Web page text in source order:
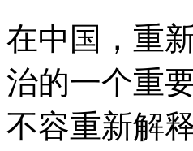
在中国，重
治的一个重
不容重新解